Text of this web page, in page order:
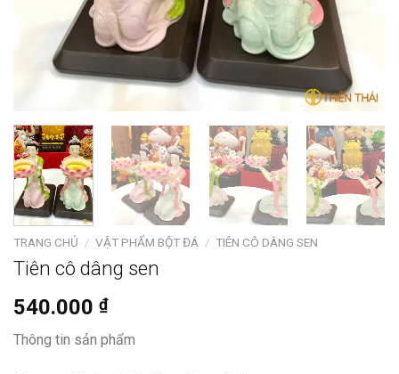
TRANG CHỦ / VẬT PHẨM BỘT ĐÁ / TIÊN CÔ DÂNG SEN
Tiên cô dâng sen
540.000 ₫
Thông tin sản phẩm